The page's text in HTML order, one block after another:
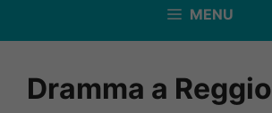
MENU
Dramma a Reggio